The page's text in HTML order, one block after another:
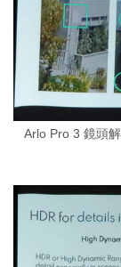
Arlo Pro 3 鏡頭